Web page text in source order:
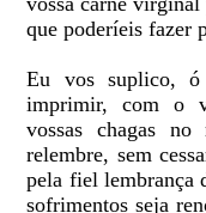
que poderíeis fazer
Eu vos suplico, ó
imprimir, com o
vossas chagas
relembre, sem
pela fiel lembrança
sofrimentos seja